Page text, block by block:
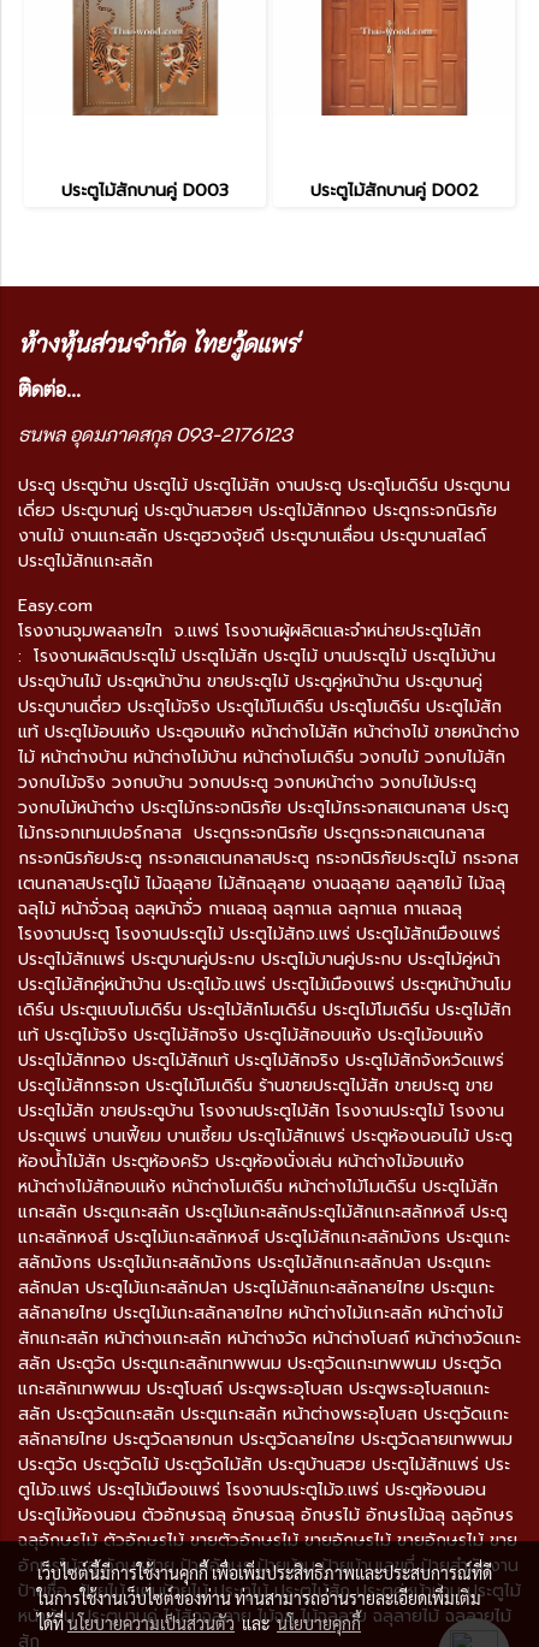
ประตูไม้สักบานคู่ D003 ประตูไม้สักบานคู่ D002
ห้างหุ้นส่วนจำกัด ไทยวู้ดแพร่
ติดต่อ...
ธนพล อุดมภาคสกุล 093-2176123
ประตู ประตูบ้าน ประตูไม้ ประตูไม้สัก งานประตู ประตูโมเดิร์น ประตูบาน
เดี่ยว ประตูบานคู่ ประตูบ้านสวยๆ ประตูไม้สักทอง ประตูกระจกนิรภัย
งานไม้ งานแกะสลัก ประตูฮวงจุ้ยดี ประตูบานเลื่อน ประตูบานสไลด์
ประตูไม้สักแกะสลัก
Easy.com
โรงงานจุมพลลายไท จ.แพร่ โรงงานผู้ผลิตและจำหน่ายประตูไม้สัก
: โรงงานผลิตประตูไม้ ประตูไม้สัก ประตูไม้ บานประตูไม้ ประตูไม้บ้าน
ประตูบ้านไม้ ประตูหน้าบ้าน ขายประตูไม้ ประตูคู่หน้าบ้าน ประตูบานคู่
ประตูบานเดี่ยว ประตูไม้จริง ประตูไม้โมเดิร์น ประตูโมเดิร์น ประตูไม้สัก
แท้ ประตูไม้อบแห้ง ประตูอบแห้ง หน้าต่างไม้สัก หน้าต่างไม้ ขายหน้าต่าง
ไม้ หน้าต่างบ้าน หน้าต่างไม้บ้าน หน้าต่างโมเดิร์น วงกบไม้ วงกบไม้สัก
วงกบไม้จริง วงกบบ้าน วงกบประตู วงกบหน้าต่าง วงกบไม้ประตู
วงกบไม้หน้าต่าง ประตูไม้กระจกนิรภัย ประตูไม้กระจกสเตนกลาส ประตู
ไม้กระจกเทมเปอร์กลาส ประตูกระจกนิรภัย ประตูกระจกสเตนกลาส
กระจกนิรภัยประตู กระจกสเตนกลาสประตู กระจกนิรภัยประตูไม้ กระจกส
เตนกลาสประตูไม้ ไม้ฉลุลาย ไม้สักฉลุลาย งานฉลุลาย ฉลุลายไม้ ไม้ฉลุ
ฉลุไม้ หน้าจั่วฉลุ ฉลุหน้าจั่ว กาแลฉลุ ฉลุกาแล ฉลุกาแล กาแลฉลุ
โรงงานประตู โรงงานประตูไม้ ประตูไม้สักจ.แพร่ ประตูไม้สักเมืองแพร่
ประตูไม้สักแพร่ ประตูบานคู่ประกบ ประตูไม้บานคู่ประกบ ประตูไม้คู่หน้า
ประตูไม้สักคู่หน้าบ้าน ประตูไม้จ.แพร่ ประตูไม้เมืองแพร่ ประตูหน้าบ้านโม
เดิร์น ประตูแบบโมเดิร์น ประตูไม้สักโมเดิร์น ประตูไม้โมเดิร์น ประตูไม้สัก
แท้ ประตูไม้จริง ประตูไม้สักจริง ประตูไม้สักอบแห้ง ประตูไม้อบแห้ง
ประตูไม้สักทอง ประตูไม้สักแท้ ประตูไม้สักจริง ประตูไม้สักจังหวัดแพร่
ประตูไม้สักกระจก ประตูไม้โมเดิร์น ร้านขายประตูไม้สัก ขายประตู ขาย
ประตูไม้สัก ขายประตูบ้าน โรงงานประตูไม้สัก โรงงานประตูไม้ โรงงาน
ประตูแพร่ บานเฟี้ยม บานเซี้ยม ประตูไม้สักแพร่ ประตูห้องนอนไม้ ประตู
ห้องน้ำไม้สัก ประตูห้องครัว ประตูห้องนั่งเล่น หน้าต่างไม้อบแห้ง
หน้าต่างไม้สักอบแห้ง หน้าต่างโมเดิร์น หน้าต่างไม้โมเดิร์น ประตูไม้สัก
แกะสลัก ประตูแกะสลัก ประตูไม้แกะสลักประตูไม้สักแกะสลักหงส์ ประตู
แกะสลักหงส์ ประตูไม้แกะสลักหงส์ ประตูไม้สักแกะสลักมังกร ประตูแกะ
สลักมังกร ประตูไม้แกะสลักมังกร ประตูไม้สักแกะสลักปลา ประตูแกะ
สลักปลา ประตูไม้แกะสลักปลา ประตูไม้สักแกะสลักลายไทย ประตูแกะ
สลักลายไทย ประตูไม้แกะสลักลายไทย หน้าต่างไม้แกะสลัก หน้าต่างไม้
สักแกะสลัก หน้าต่างแกะสลัก หน้าต่างวัด หน้าต่างโบสถ์ หน้าต่างวัดแกะ
สลัก ประตูวัด ประตูแกะสลักเทพพนม ประตูวัดแกะเทพพนม ประตูวัด
แกะสลักเทพพนม ประตูโบสถ์ ประตูพระอุโบสถ ประตูพระอุโบสถแกะ
สลัก ประตูวัดแกะสลัก ประตูแกะสลัก หน้าต่างพระอุโบสถ ประตูวัดแกะ
สลักลายไทย ประตูวัดลายกนก ประตูวัดลายไทย ประตูวัดลายเทพพนม
ประตูวัด ประตูวัดไม้ ประตูวัดไม้สัก ประตูบ้านสวย ประตูไม้สักแพร่ ประ
ตูไม้จ.แพร่ ประตูไม้เมืองแพร่ โรงงานประตูไม้จ.แพร่ ประตูห้องนอน
ประตูไม้ห้องนอน ตัวอักษรฉลุ อักษรฉลุ อักษรไม้ อักษรไม้ฉลุ ฉลุอักษร
ฉลุอักษรไม้ ตัวอักษรไม้ ขายตัวอักษรไม้ ขายอักษรไม้ ขายอักษรไม้ ขาย
อักษรไม้ฉลุ อักษรป้าย ป้ายอักษร ป้ายบ้าน ป้ายบ้านเลขที่ ป้ายสำนักงาน
ป้ายชื่อ ป้ายไม้ แผ่นป้ายไม้ ประตูไม้ ประตูไม้สัก ประตูคู่หน้าบ้าน ประตูไม้
หน้าบ้าน ประตูบานคู่ ไม้สักฉลุลาย ไม้ฉลุ ไม้ฉลุลาย ฉลุลายไม้ ฉลุลายไม้
สัก
เว็บไซต์นี้มีการใช้งานคุกกี้ เพื่อเพิ่มประสิทธิภาพและประสบการณ์ที่ดี
ในการใช้งานเว็บไซต์ของท่าน ท่านสามารถอ่านรายละเอียดเพิ่มเติม
ได้ที่นโยบายความเป็นส่วนตัว และนโยบายคุกกี้